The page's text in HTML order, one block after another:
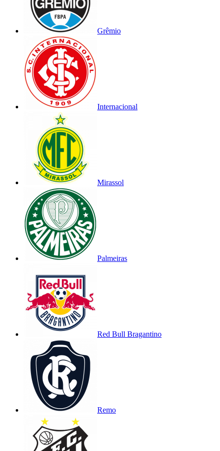
Grêmio
Internacional
Mirassol
Palmeiras
Red Bull Bragantino
Remo